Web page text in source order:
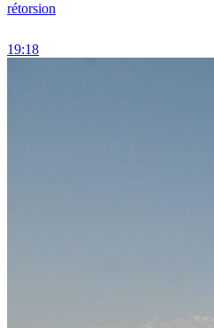
rétorsion
19:18